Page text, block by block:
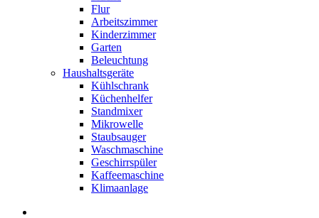
Flur
Arbeitszimmer
Kinderzimmer
Garten
Beleuchtung
Haushaltsgeräte
Kühlschrank
Küchenhelfer
Standmixer
Mikrowelle
Staubsauger
Waschmaschine
Geschirrspüler
Kaffeemaschine
Klimaanlage